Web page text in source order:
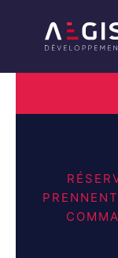
OFFRE
entretien